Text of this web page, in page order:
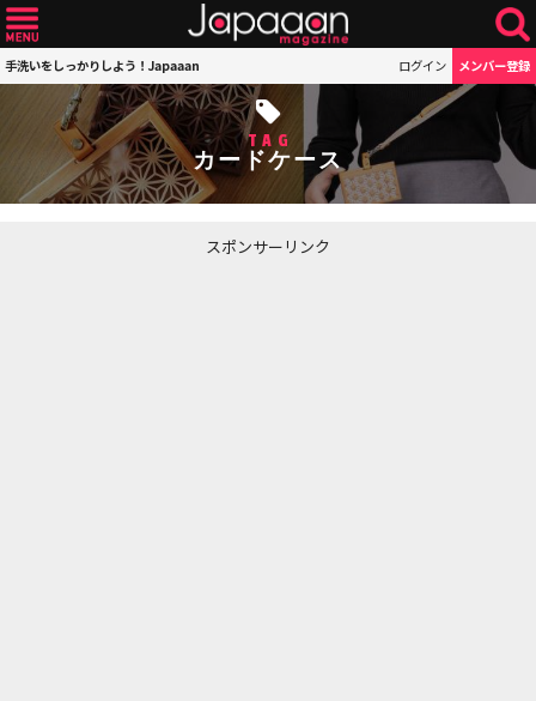
手洗いをしっかりしよう！Japaaan ログイン メンバー登録
TAG
カードケース
スポンサーリンク